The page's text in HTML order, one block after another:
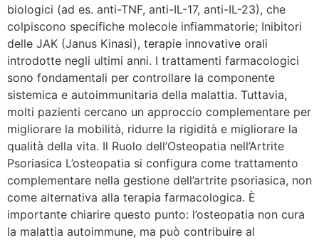
biologici (ad es. anti-TNF, anti-IL-17, anti-IL-23), che
colpiscono specifiche molecole infiammatorie; Inibitori
delle JAK (Janus Kinasi), terapie innovative orali
introdotte negli ultimi anni. I trattamenti farmacologici
sono fondamentali per controllare la componente
sistemica e autoimmunitaria della malattia. Tuttavia,
molti pazienti cercano un approccio complementare per
migliorare la mobilità, ridurre la rigidità e migliorare la
qualità della vita. Il Ruolo dell’Osteopatia nell’Artrite
Psoriasica L’osteopatia si configura come trattamento
complementare nella gestione dell’artrite psoriasica, non
come alternativa alla terapia farmacologica. È
importante chiarire questo punto: l’osteopatia non cura
la malattia autoimmune, ma può contribuire al